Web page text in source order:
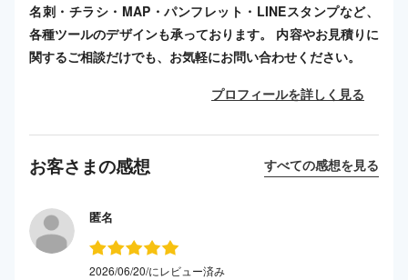
名刺・チラシ・MAP・パンフレット・LINEスタンプなど、
各種ツールのデザインも承っております。 内容やお見積りに
関するご相談だけでも、お気軽にお問い合わせください。
プロフィールを詳しく見る
お客さまの感想 すべての感想を見る
匿名
2026/06/20/にレビュー済み